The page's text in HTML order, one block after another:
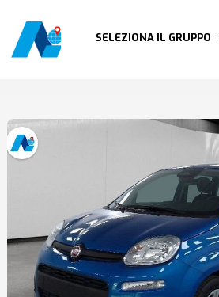
SELEZIONA IL GRUPPO